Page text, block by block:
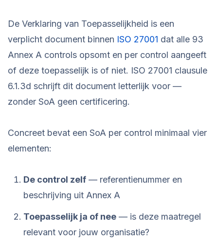
De Verklaring van Toepasselijkheid is een
verplicht document binnen ISO 27001 dat alle 93
Annex A controls opsomt en per control aangeeft
of deze toepasselijk is of niet. ISO 27001 clausule
6.1.3d schrijft dit document letterlijk voor —
zonder SoA geen certificering.
Concreet bevat een SoA per control minimaal vier
elementen:
De control zelf — referentienummer en
beschrijving uit Annex A
Toepasselijk ja of nee — is deze maatregel
relevant voor jouw organisatie?